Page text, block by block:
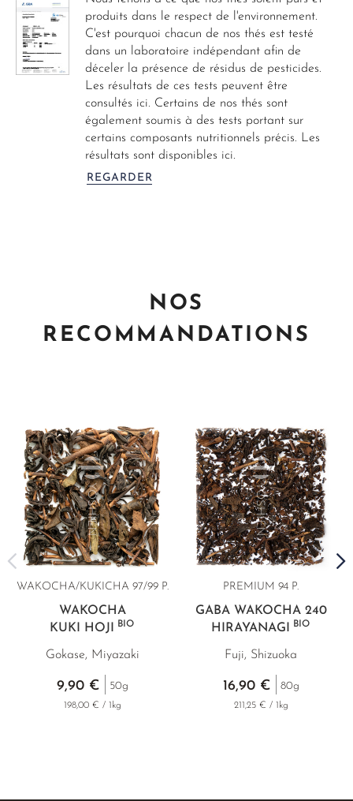
produits dans le respect de l'environnement.
C'est pourquoi chacun de nos thés est testé
dans un laboratoire indépendant afin de
déceler la présence de résidus de pesticides.
Les résultats de ces tests peuvent être
consultés ici. Certains de nos thés sont
également soumis à des tests portant sur
certains composants nutritionnels précis. Les
résultats sont disponibles ici.
REGARDER
NOS
RECOMMANDATIONS
WAKOCHA/KUKICHA 97/99 P.
WAKOCHA
KUKI HOJI
BIO
Gokase, Miyazaki
9,90 € 50g
198,00 € / 1kg
PREMIUM 94 P.
GABA WAKOCHA 240
HIRAYANAGI
BIO
Fuji, Shizuoka
16,90 € 80g
211,25 € / 1kg